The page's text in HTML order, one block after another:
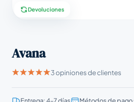
Devoluciones
Avana
3 opiniones de clientes
Entrega: 4–7 días Métodos de pago